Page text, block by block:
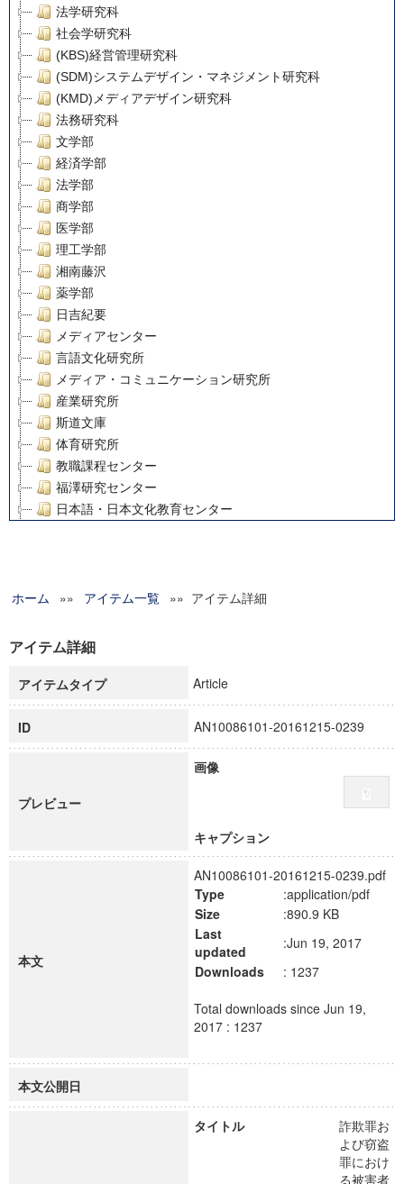
法学研究科
社会学研究科
(KBS)経営管理研究科
(SDM)システムデザイン・マネジメント研究科
(KMD)メディアデザイン研究科
法務研究科
文学部
経済学部
法学部
商学部
医学部
理工学部
湘南藤沢
薬学部
日吉紀要
メディアセンター
言語文化研究所
メディア・コミュニケーション研究所
産業研究所
斯道文庫
体育研究所
教職課程センター
福澤研究センター
日本語・日本文化教育センター
グローバルリサーチインスティテュート
科学研究費補助金研究成果報告書
慶應義塾大学グローバルCOEプログラム市民社会ガバナンス
慶應義塾大学グローバルCOEプログラム論理と感性の先端的
博士課程教育リーディングプログラム「超成熟社会発展のサ
学術雑誌掲載論文等(8)
ホーム »» アイテム一覧 »» アイテム詳細
アイテム詳細
アイテムタイプ Article
ID AN10086101-20161215-0239
プレビュー
画像
キャプション
本文
AN10086101-20161215-0239.pdf
Type
:application/pdf
Size
:890.9 KB
Last
updated
:Jun 19, 2017
Downloads
: 1237
Total downloads since Jun 19,
2017 : 1237
本文公開日
タイトル
詐欺罪お
よび窃盗
罪におけ
る被害者